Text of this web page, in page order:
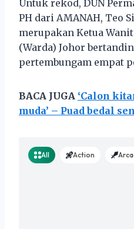
Untuk rekod, DUN
PH dari AMANAH, Teo
merupakan Ketua
(Warda) Johor
pertembungam empat
BACA JUGA ‘Calon
muda’ – Puad bedal